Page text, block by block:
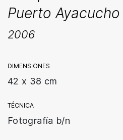
Puerto Ayacucho
2006
DIMENSIONES
42 x 38 cm
TÉCNICA
Fotografía b/n